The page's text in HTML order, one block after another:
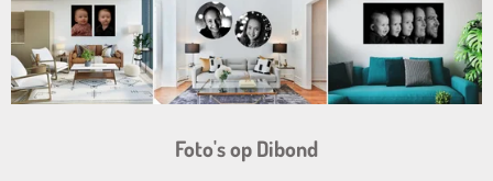
Foto's op Dibond